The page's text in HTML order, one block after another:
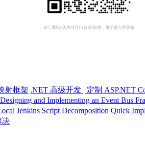
射框架 .NET 高级开发 | 定制 ASP.NET
and Implementing an Event Bus
Jenkins Script Decomposition Quick
决